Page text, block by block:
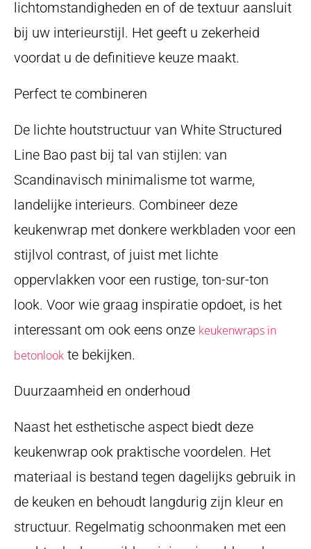
lichtomstandigheden en of de textuur aansluit
bij uw interieurstijl. Het geeft u zekerheid
voordat u de definitieve keuze maakt.
Perfect te combineren
De lichte houtstructuur van White Structured
Line Bao past bij tal van stijlen: van
Scandinavisch minimalisme tot warme,
landelijke interieurs. Combineer deze
keukenwrap met donkere werkbladen voor een
stijlvol contrast, of juist met lichte
oppervlakken voor een rustige, ton-sur-ton
look. Voor wie graag inspiratie opdoet, is het
interessant om ook eens onze keukenwraps in
betonlook te bekijken.
Duurzaamheid en onderhoud
Naast het esthetische aspect biedt deze
keukenwrap ook praktische voordelen. Het
materiaal is bestand tegen dagelijks gebruik in
de keuken en behoudt langdurig zijn kleur en
structuur. Regelmatig schoonmaken met een